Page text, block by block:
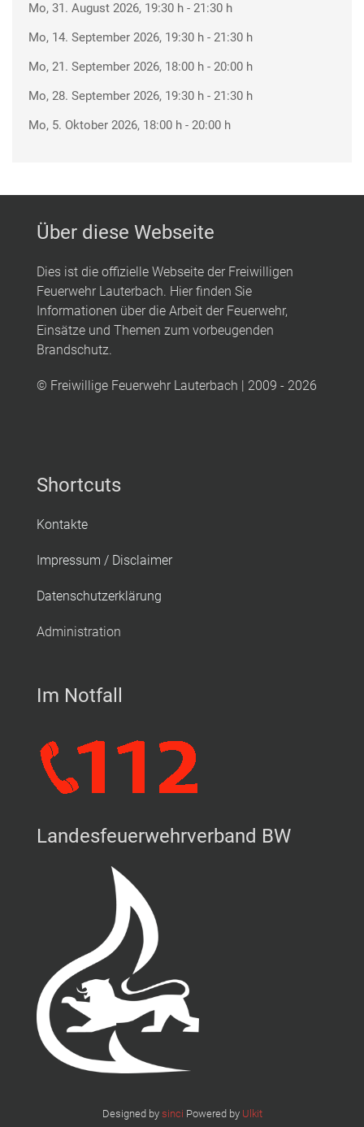
Mo, 31. August 2026, 19:30 h - 21:30 h
Mo, 14. September 2026, 19:30 h - 21:30 h
Mo, 21. September 2026, 18:00 h - 20:00 h
Mo, 28. September 2026, 19:30 h - 21:30 h
Mo, 5. Oktober 2026, 18:00 h - 20:00 h
Über diese Webseite
Dies ist die offizielle Webseite der Freiwilligen
Feuerwehr Lauterbach. Hier finden Sie
Informationen über die Arbeit der Feuerwehr,
Einsätze und Themen zum vorbeugenden
Brandschutz.
© Freiwillige Feuerwehr Lauterbach | 2009 - 2026
Shortcuts
Kontakte
Impressum / Disclaimer
Datenschutzerklärung
Administration
Im Notfall
Landesfeuerwehrverband BW
Designed by sinci Powered by Ulkit